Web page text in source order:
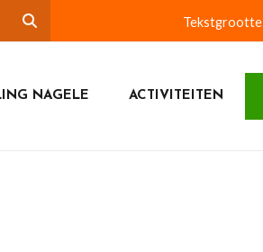
Tekstgrootte
NAGELE ACTIVITEITEN